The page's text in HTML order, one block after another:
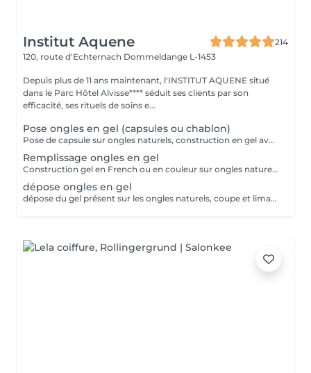
Institut Aquene
214
120, route d'Echternach Dommeldange L-1453
Depuis plus de 11 ans maintenant, l'INSTITUT AQUENE situé
dans le Parc Hôtel Alvisse**** séduit ses clients par son
efficacité, ses rituels de soins e...
Pose ongles en gel (capsules ou chablon)
Pose de capsule sur ongles naturels, construction en gel avec French ou couleur. Pour des ongles plus long. Tiens entre 3 à 4 semaines avant de faire le remplissage
Remplissage ongles en gel
Construction gel en French ou en couleur sur ongles naturels.
dépose ongles en gel
dépose du gel présent sur les ongles naturels, coupe et limage des ongles naturels